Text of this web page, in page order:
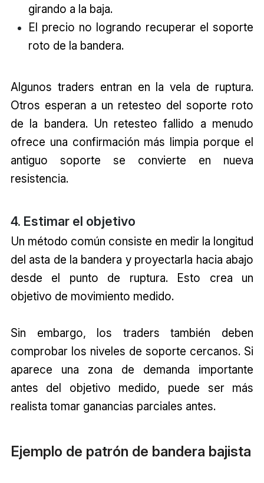
girando a la baja.
El precio no logrando recuperar el soporte
roto de la bandera.
Algunos traders entran en la vela de ruptura.
Otros esperan a un retesteo del soporte roto
de la bandera. Un retesteo fallido a menudo
ofrece una confirmación más limpia porque el
antiguo soporte se convierte en nueva
resistencia.
4. Estimar el objetivo
Un método común consiste en medir la longitud
del asta de la bandera y proyectarla hacia abajo
desde el punto de ruptura. Esto crea un
objetivo de movimiento medido.
Sin embargo, los traders también deben
comprobar los niveles de soporte cercanos. Si
aparece una zona de demanda importante
antes del objetivo medido, puede ser más
realista tomar ganancias parciales antes.
Ejemplo de patrón de bandera bajista